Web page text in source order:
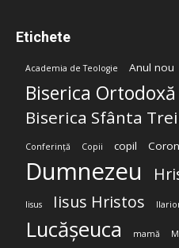
Etichete
Academia de Teologie Anul nou
Biserica Ortodoxă
Biserica Sfânta
Conferință Copii copil
Dumnezeu
Iisus Iisus Hristos
Lucășeuca mamă